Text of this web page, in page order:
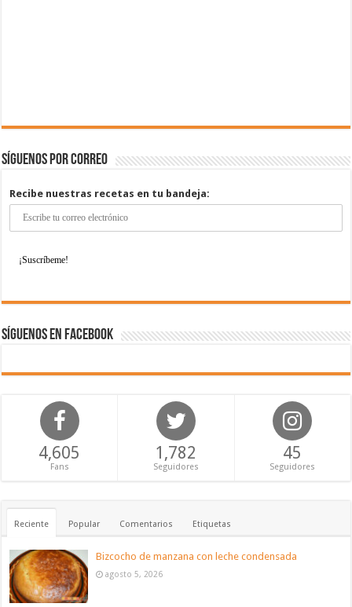
Síguenos por correo
Recibe nuestras recetas en tu bandeja:
Síguenos en Facebook
4,605
Fans
1,782
Seguidores
45
Seguidores
Reciente Popular Comentarios Etiquetas
Bizcocho de manzana con leche condensada
agosto 5, 2026